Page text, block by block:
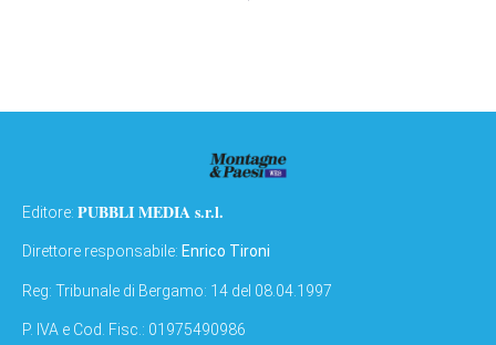
Editore: PUBBLI MEDIA s.r.l.
Direttore responsabile: Enrico Tironi
Reg: Tribunale di Bergamo: 14 del 08.04.1997
P. IVA e Cod. Fisc.: 01975490986